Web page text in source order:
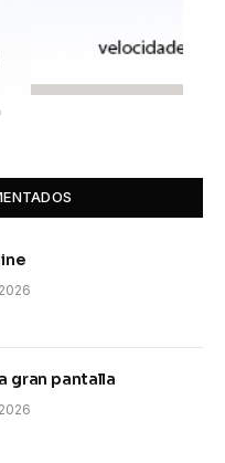
gran pantalla